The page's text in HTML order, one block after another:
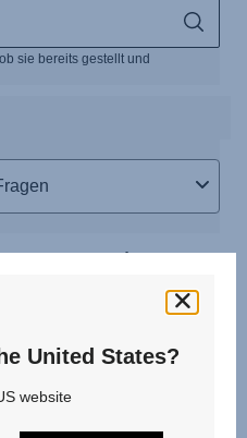
United States?
website